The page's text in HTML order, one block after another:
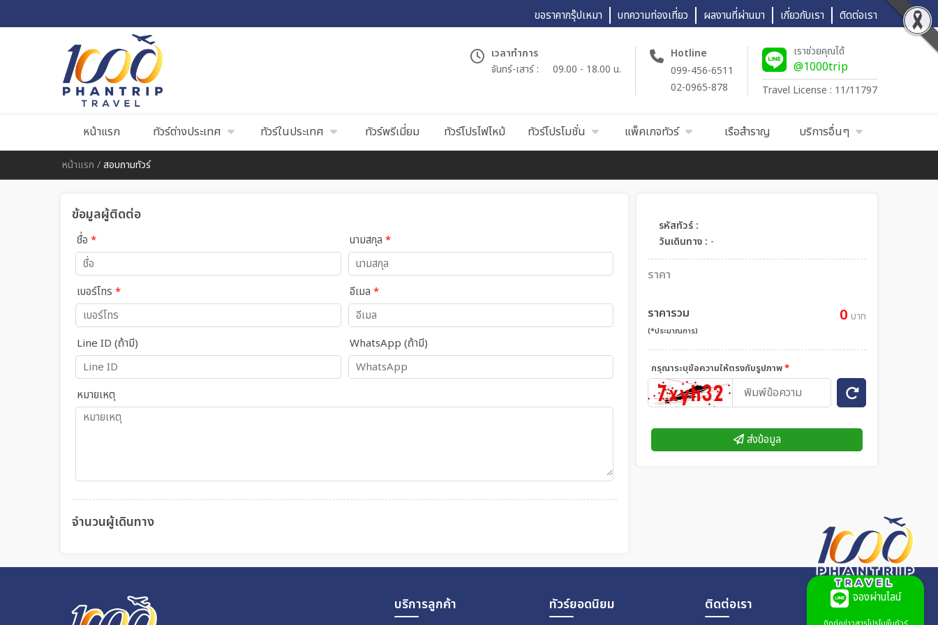
ขอราคากรุ๊ปเหมา บทความท่องเที่ยว ผลงานที่ผ่านมา เกี่ยวกับเรา ติดต่อเรา
เวลาทำการ
จันทร์-เสาร์ :
09.00 - 18.00 น.
Hotline
099-456-6511
02-0965-878
เราช่วยคุณได้
@1000trip
Travel License : 11/11797
หน้าแรก ทัวร์ต่างประเทศ ทัวร์ในประเทศ ทัวร์พรีเมี่ยม ทัวร์โปรไฟไหม้ ทัวร์โปรโมชั่น แพ็คเกจทัวร์ เรือสำราญ บริการอื่นๆ
หน้าแรก /สอบถามทัวร์
ข้อมูลผู้ติดต่อ
ชื่อ * นามสกุล *
เบอร์โทร * อีเมล *
Line ID (ถ้ามี) WhatsApp (ถ้ามี)
หมายเหตุ
จำนวนผู้เดินทาง
รหัสทัวร์ :
วันเดินทาง : -
ราคา
ราคารวม
(*ประมาณการ)
0 บาท
กรุณาระบุข้อความให้ตรงกับรูปภาพ*
ส่งข้อมูล
บริการลูกค้า ทัวร์ยอดนิยม ติดต่อเรา จองผ่านไลน์